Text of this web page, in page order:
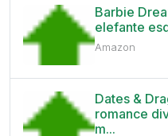
Barbie
elefante
Amazon
Dates &
romance
m...